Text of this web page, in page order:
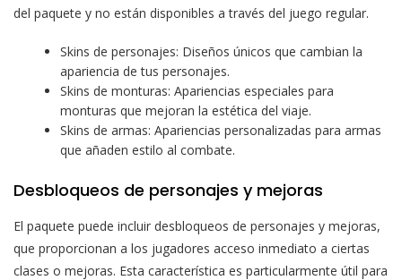
del paquete y no están disponibles a través del juego regular.
Skins de personajes: Diseños únicos que cambian la
apariencia de tus personajes.
Skins de monturas: Apariencias especiales para
monturas que mejoran la estética del viaje.
Skins de armas: Apariencias personalizadas para armas
que añaden estilo al combate.
Desbloqueos de personajes y mejoras
El paquete puede incluir desbloqueos de personajes y mejoras,
que proporcionan a los jugadores acceso inmediato a ciertas
clases o mejoras. Esta característica es particularmente útil para